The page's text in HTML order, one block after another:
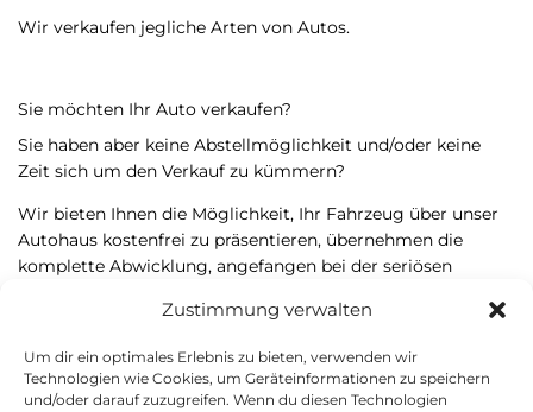
Zustimmung verwalten
Um dir ein optimales Erlebnis zu bieten, verwenden wir
Technologien wie Cookies, um Geräteinformationen zu speichern
und/oder darauf zuzugreifen. Wenn du diesen Technologien
Wir verkaufen jegliche Arten von Autos.
Sie möchten Ihr Auto verkaufen?
Sie haben aber keine Abstellmöglichkeit und/oder keine
Zeit sich um den Verkauf zu kümmern?
Wir bieten Ihnen die Möglichkeit, Ihr Fahrzeug über unser
Autohaus kostenfrei zu präsentieren, übernehmen die
komplette Abwicklung, angefangen bei der seriösen
Wir übernehmen für Sie Telefondienst, Preisverhandlung,
Probefahrt und Verkaufsgespräch.